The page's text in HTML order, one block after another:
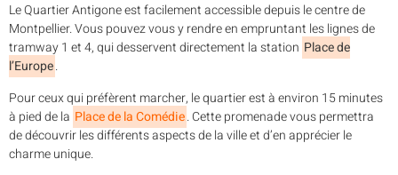
Le Quartier Antigone est facilement accessible depuis le centre de
Montpellier. Vous pouvez vous y rendre en empruntant les lignes de
tramway 1 et 4, qui desservent directement la station Place de
l’Europe.
Pour ceux qui préfèrent marcher, le quartier est à environ 15 minutes
à pied de la Place de la Comédie. Cette promenade vous permettra
de découvrir les différents aspects de la ville et d’en apprécier le
charme unique.